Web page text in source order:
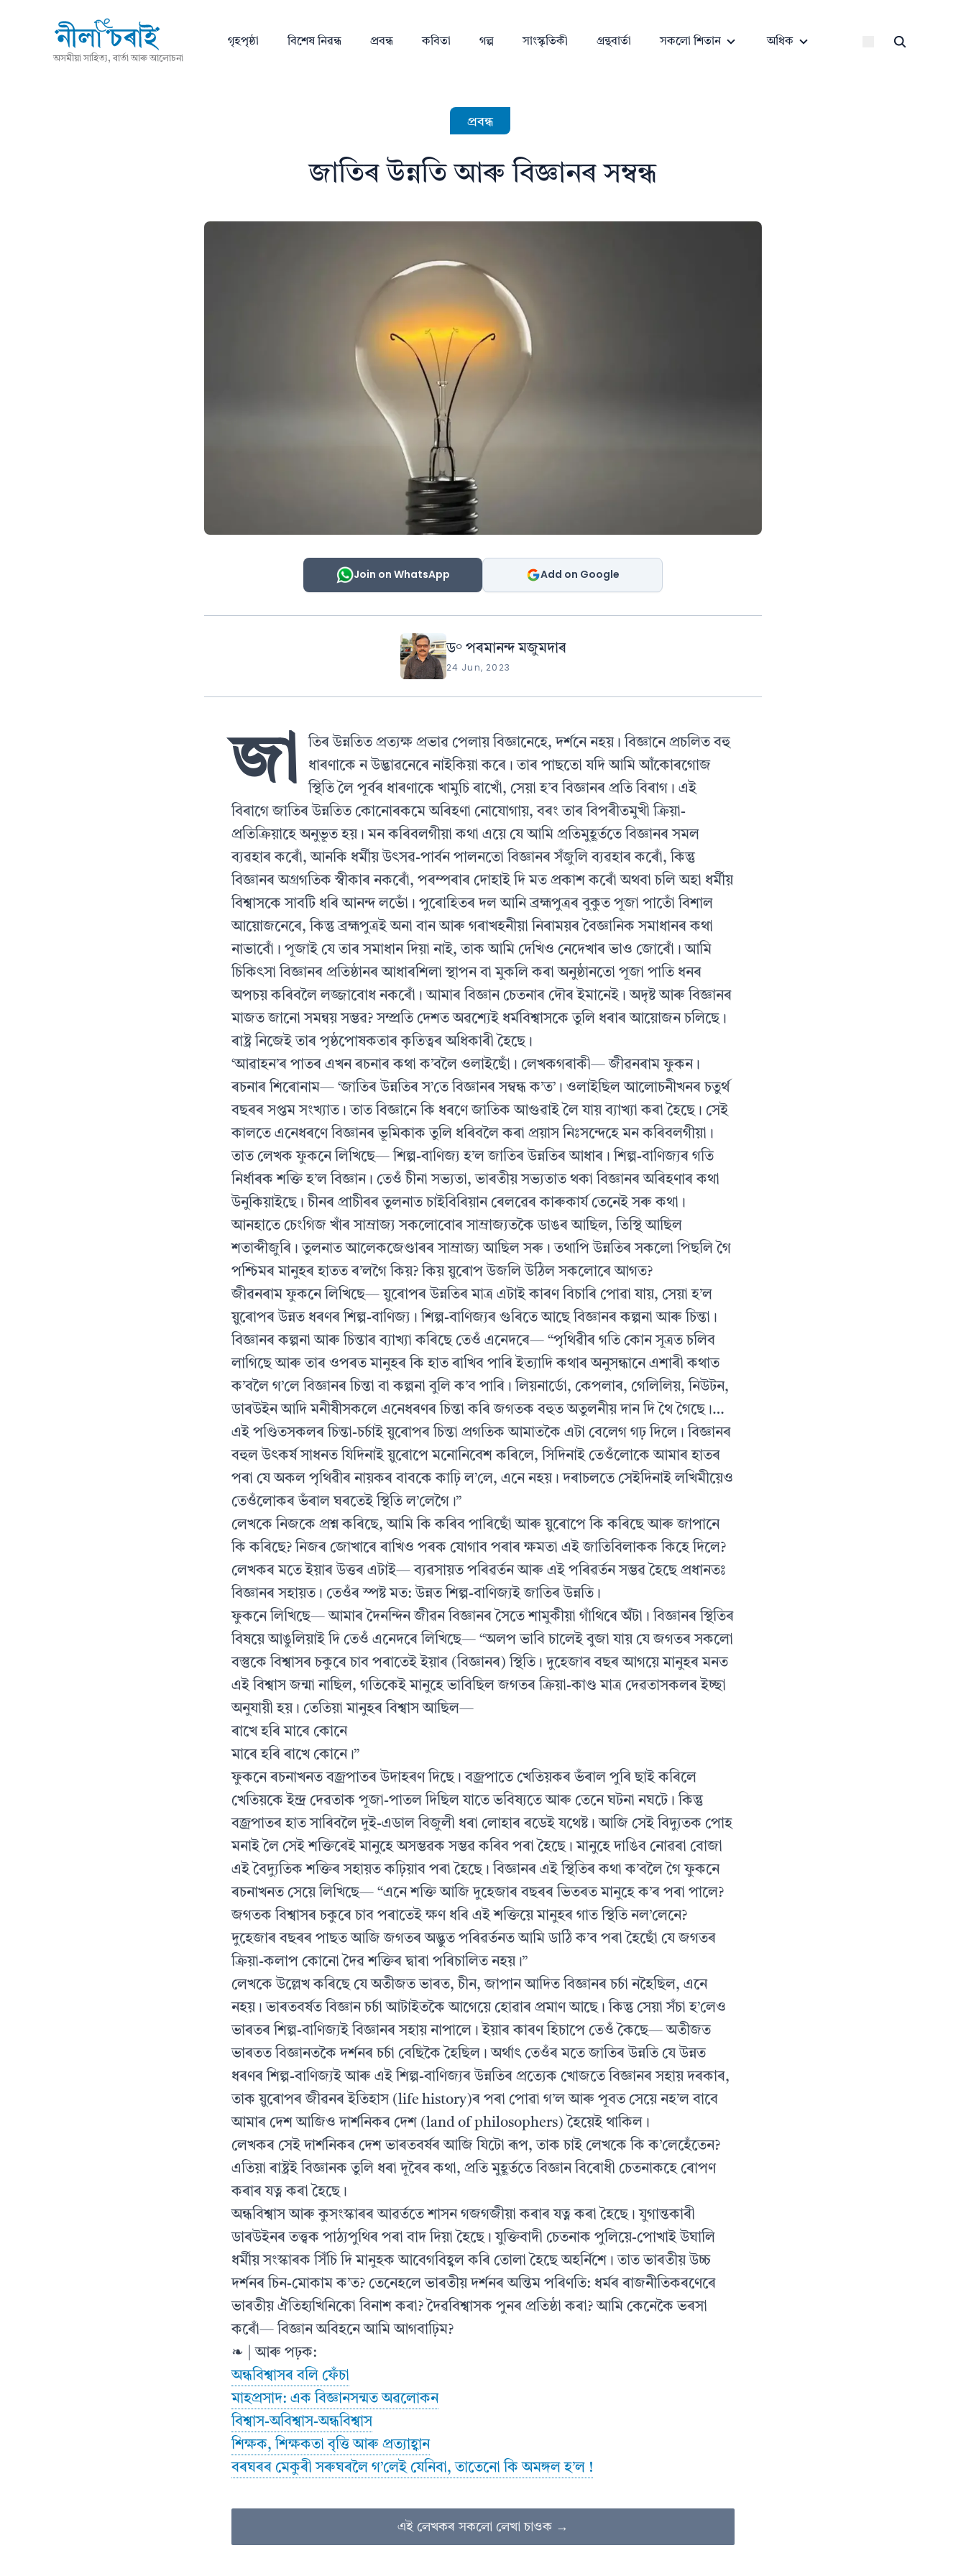
অসমীয়া সাহিত্য, বাৰ্তা আৰু আলোচনা
গৃহপৃষ্ঠা বিশেষ নিৱন্ধ প্ৰবন্ধ কবিতা গল্প সাংস্কৃতিকী গ্ৰন্থবাৰ্তা সকলো শিতান অধিক
প্ৰবন্ধ
জাতিৰ উন্নতি আৰু বিজ্ঞানৰ সম্বন্ধ
Join on WhatsApp Add on Google
ড° পৰমানন্দ মজুমদাৰ
24 Jun, 2023
জা
তিৰ উন্নতিত প্ৰত্যক্ষ প্ৰভাৱ পেলায় বিজ্ঞানেহে, দৰ্শনে নহয়। বিজ্ঞানে প্ৰচলিত বহু
ধাৰণাকে ন উদ্ভাৱনেৰে নাইকিয়া কৰে। তাৰ পাছতো যদি আমি আঁকোৰগোজ
স্থিতি লৈ পূৰ্বৰ ধাৰণাকে খামুচি ৰাখোঁ, সেয়া হ’ব বিজ্ঞানৰ প্ৰতি বিৰাগ। এই
বিৰাগে জাতিৰ উন্নতিত কোনোৰকমে অৰিহণা নোযোগায়, বৰং তাৰ বিপৰীতমুখী ক্ৰিয়া-
প্ৰতিক্ৰিয়াহে অনুভূত হয়। মন কৰিবলগীয়া কথা এয়ে যে আমি প্ৰতিমুহূৰ্ততে বিজ্ঞানৰ সমল
ব্যৱহাৰ কৰোঁ, আনকি ধৰ্মীয় উৎসৱ-পাৰ্বন পালনতো বিজ্ঞানৰ সঁজুলি ব্যৱহাৰ কৰোঁ, কিন্তু
বিজ্ঞানৰ অগ্ৰগতিক স্বীকাৰ নকৰোঁ, পৰম্পৰাৰ দোহাই দি মত প্ৰকাশ কৰোঁ অথবা চলি অহা ধৰ্মীয়
বিশ্বাসকে সাবটি ধৰি আনন্দ লভোঁ। পুৰোহিতৰ দল আনি ব্ৰহ্মপুত্ৰৰ বুকুত পূজা পাতোঁ বিশাল
আয়োজনেৰে, কিন্তু ব্ৰহ্মপুত্ৰই অনা বান আৰু গৰাখহনীয়া নিৰাময়ৰ বৈজ্ঞানিক সমাধানৰ কথা
নাভাবোঁ। পূজাই যে তাৰ সমাধান দিয়া নাই, তাক আমি দেখিও নেদেখাৰ ভাও জোৰোঁ। আমি
চিকিৎসা বিজ্ঞানৰ প্ৰতিষ্ঠানৰ আধাৰশিলা স্থাপন বা মুকলি কৰা অনুষ্ঠানতো পূজা পাতি ধনৰ
অপচয় কৰিবলৈ লজ্জাবোধ নকৰোঁ। আমাৰ বিজ্ঞান চেতনাৰ দৌৰ ইমানেই। অদৃষ্ট আৰু বিজ্ঞানৰ
মাজত জানো সমন্বয় সম্ভৱ? সম্প্ৰতি দেশত অৱশ্যেই ধৰ্মবিশ্বাসকে তুলি ধৰাৰ আয়োজন চলিছে।
ৰাষ্ট্ৰ নিজেই তাৰ পৃষ্ঠপোষকতাৰ কৃতিত্বৰ অধিকাৰী হৈছে।
‘আৱাহন’ৰ পাতৰ এখন ৰচনাৰ কথা ক’বলৈ ওলাইছোঁ। লেখকগৰাকী— জীৱনৰাম ফুকন।
ৰচনাৰ শিৰোনাম— ‘জাতিৰ উন্নতিৰ স’তে বিজ্ঞানৰ সম্বন্ধ ক’ত’। ওলাইছিল আলোচনীখনৰ চতুৰ্থ
বছৰৰ সপ্তম সংখ্যাত। তাত বিজ্ঞানে কি ধৰণে জাতিক আগুৱাই লৈ যায় ব্যাখ্যা কৰা হৈছে। সেই
কালতে এনেধৰণে বিজ্ঞানৰ ভূমিকাক তুলি ধৰিবলৈ কৰা প্ৰয়াস নিঃসন্দেহে মন কৰিবলগীয়া।
তাত লেখক ফুকনে লিখিছে— শিল্প-বাণিজ্য হ’ল জাতিৰ উন্নতিৰ আধাৰ। শিল্প-বাণিজ্যৰ গতি
নিৰ্ধাৰক শক্তি হ’ল বিজ্ঞান। তেওঁ চীনা সভ্যতা, ভাৰতীয় সভ্যতাত থকা বিজ্ঞানৰ অৰিহণাৰ কথা
উনুকিয়াইছে। চীনৰ প্ৰাচীৰৰ তুলনাত চাইবিৰিয়ান ৰেলৱেৰ কাৰুকাৰ্য তেনেই সৰু কথা।
আনহাতে চেংগিজ খাঁৰ সাম্ৰাজ্য সকলোবোৰ সাম্ৰাজ্যতকৈ ডাঙৰ আছিল, তিস্থি আছিল
শতাব্দীজুৰি। তুলনাত আলেকজেণ্ডাৰৰ সাম্ৰাজ্য আছিল সৰু। তথাপি উন্নতিৰ সকলো পিছলি গৈ
পশ্চিমৰ মানুহৰ হাতত ৰ’লগৈ কিয়? কিয় য়ুৰোপ উজলি উঠিল সকলোৰে আগত?
জীৱনৰাম ফুকনে লিখিছে— য়ুৰোপৰ উন্নতিৰ মাত্ৰ এটাই কাৰণ বিচাৰি পোৱা যায়, সেয়া হ’ল
য়ুৰোপৰ উন্নত ধৰণৰ শিল্প-বাণিজ্য। শিল্প-বাণিজ্যৰ গুৰিতে আছে বিজ্ঞানৰ কল্পনা আৰু চিন্তা।
বিজ্ঞানৰ কল্পনা আৰু চিন্তাৰ ব্যাখ্যা কৰিছে তেওঁ এনেদৰে— “পৃথিৱীৰ গতি কোন সূত্ৰত চলিব
লাগিছে আৰু তাৰ ওপৰত মানুহৰ কি হাত ৰাখিব পাৰি ইত্যাদি কথাৰ অনুসন্ধানে এশাৰী কথাত
ক’বলৈ গ’লে বিজ্ঞানৰ চিন্তা বা কল্পনা বুলি ক’ব পাৰি। লিয়নাৰ্ডো, কেপলাৰ, গেলিলিয়, নিউটন,
ডাৰউইন আদি মনীষীসকলে এনেধৰণৰ চিন্তা কৰি জগতক বহুত অতুলনীয় দান দি থৈ গৈছে।…
এই পণ্ডিতসকলৰ চিন্তা-চৰ্চাই য়ুৰোপৰ চিন্তা প্ৰগতিক আমাতকৈ এটা বেলেগ গঢ় দিলে। বিজ্ঞানৰ
বহুল উৎকৰ্ষ সাধনত যিদিনাই য়ুৰোপে মনোনিবেশ কৰিলে, সিদিনাই তেওঁলোকে আমাৰ হাতৰ
পৰা যে অকল পৃথিৱীৰ নায়কৰ বাবকে কাঢ়ি ল’লে, এনে নহয়। দৰাচলতে সেইদিনাই লখিমীয়েও
তেওঁলোকৰ ভঁৰাল ঘৰতেই স্থিতি ল’লেগৈ।”
লেখকে নিজকে প্ৰশ্ন কৰিছে, আমি কি কৰিব পাৰিছোঁ আৰু য়ুৰোপে কি কৰিছে আৰু জাপানে
কি কৰিছে? নিজৰ জোখাৰে ৰাখিও পৰক যোগাব পৰাৰ ক্ষমতা এই জাতিবিলাকক কিহে দিলে?
লেখকৰ মতে ইয়াৰ উত্তৰ এটাই— ব্যৱসায়ত পৰিৱৰ্তন আৰু এই পৰিৱৰ্তন সম্ভৱ হৈছে প্ৰধানতঃ
বিজ্ঞানৰ সহায়ত। তেওঁৰ স্পষ্ট মত: উন্নত শিল্প-বাণিজ্যই জাতিৰ উন্নতি।
ফুকনে লিখিছে— আমাৰ দৈনন্দিন জীৱন বিজ্ঞানৰ সৈতে শামুকীয়া গাঁথিৰে অঁটা। বিজ্ঞানৰ স্থিতিৰ
বিষয়ে আঙুলিয়াই দি তেওঁ এনেদৰে লিখিছে— “অলপ ভাবি চালেই বুজা যায় যে জগতৰ সকলো
বস্তুকে বিশ্বাসৰ চকুৰে চাব পৰাতেই ইয়াৰ (বিজ্ঞানৰ) স্থিতি। দুহেজাৰ বছৰ আগয়ে মানুহৰ মনত
এই বিশ্বাস জন্মা নাছিল, গতিকেই মানুহে ভাবিছিল জগতৰ ক্ৰিয়া-কাণ্ড মাত্ৰ দেৱতাসকলৰ ইচ্ছা
অনুযায়ী হয়। তেতিয়া মানুহৰ বিশ্বাস আছিল—
ৰাখে হৰি মাৰে কোনে
মাৰে হৰি ৰাখে কোনে।”
ফুকনে ৰচনাখনত বজ্ৰপাতৰ উদাহৰণ দিছে। বজ্ৰপাতে খেতিয়কৰ ভঁৰাল পুৰি ছাই কৰিলে
খেতিয়কে ইন্দ্ৰ দেৱতাক পূজা-পাতল দিছিল যাতে ভবিষ্যতে আৰু তেনে ঘটনা নঘটে। কিন্তু
বজ্ৰপাতৰ হাত সাৰিবলৈ দুই-এডাল বিজুলী ধৰা লোহাৰ ৰডেই যথেষ্ট। আজি সেই বিদ্যুতক পোহ
মনাই লৈ সেই শক্তিৰেই মানুহে অসম্ভৱক সম্ভৱ কৰিব পৰা হৈছে। মানুহে দাঙিব নোৱৰা বোজা
এই বৈদ্যুতিক শক্তিৰ সহায়ত কঢ়িয়াব পৰা হৈছে। বিজ্ঞানৰ এই স্থিতিৰ কথা ক’বলৈ গৈ ফুকনে
ৰচনাখনত সেয়ে লিখিছে— “এনে শক্তি আজি দুহেজাৰ বছৰৰ ভিতৰত মানুহে ক’ৰ পৰা পালে?
জগতক বিশ্বাসৰ চকুৰে চাব পৰাতেই ক্ষণ ধৰি এই শক্তিয়ে মানুহৰ গাত স্থিতি নল’লেনে?
দুহেজাৰ বছৰৰ পাছত আজি জগতৰ অদ্ভুত পৰিৱৰ্তনত আমি ডাঠি ক’ব পৰা হৈছোঁ যে জগতৰ
ক্ৰিয়া-কলাপ কোনো দৈৱ শক্তিৰ দ্বাৰা পৰিচালিত নহয়।”
লেখকে উল্লেখ কৰিছে যে অতীজত ভাৰত, চীন, জাপান আদিত বিজ্ঞানৰ চৰ্চা নহৈছিল, এনে
নহয়। ভাৰতবৰ্ষত বিজ্ঞান চৰ্চা আটাইতকৈ আগেয়ে হোৱাৰ প্ৰমাণ আছে। কিন্তু সেয়া সঁচা হ’লেও
ভাৰতৰ শিল্প-বাণিজ্যই বিজ্ঞানৰ সহায় নাপালে। ইয়াৰ কাৰণ হিচাপে তেওঁ কৈছে— অতীজত
ভাৰতত বিজ্ঞানতকৈ দৰ্শনৰ চৰ্চা বেছিকৈ হৈছিল। অৰ্থাৎ তেওঁৰ মতে জাতিৰ উন্নতি যে উন্নত
ধৰণৰ শিল্প-বাণিজ্যই আৰু এই শিল্প-বাণিজ্যৰ উন্নতিৰ প্ৰত্যেক খোজতে বিজ্ঞানৰ সহায় দৰকাৰ,
তাক য়ুৰোপৰ জীৱনৰ ইতিহাস (life history)ৰ পৰা পোৱা গ’ল আৰু পূবত সেয়ে নহ’ল বাবে
আমাৰ দেশ আজিও দাৰ্শনিকৰ দেশ (land of philosophers) হৈয়েই থাকিল।
লেখকৰ সেই দাৰ্শনিকৰ দেশ ভাৰতবৰ্ষৰ আজি যিটো ৰূপ, তাক চাই লেখকে কি ক’লেহেঁতেন?
এতিয়া ৰাষ্ট্ৰই বিজ্ঞানক তুলি ধৰা দূৰৈৰ কথা, প্ৰতি মুহূৰ্ততে বিজ্ঞান বিৰোধী চেতনাকহে ৰোপণ
কৰাৰ যত্ন কৰা হৈছে।
অন্ধবিশ্বাস আৰু কুসংস্কাৰৰ আৱৰ্ততে শাসন গজগজীয়া কৰাৰ যত্ন কৰা হৈছে। যুগান্তকাৰী
ডাৰউইনৰ তত্ত্বক পাঠ্যপুথিৰ পৰা বাদ দিয়া হৈছে। যুক্তিবাদী চেতনাক পুলিয়ে-পোখাই উঘালি
ধৰ্মীয় সংস্কাৰক সিঁচি দি মানুহক আবেগবিহ্বল কৰি তোলা হৈছে অহৰ্নিশে। তাত ভাৰতীয় উচ্চ
দৰ্শনৰ চিন-মোকাম ক’ত? তেনেহলে ভাৰতীয় দৰ্শনৰ অন্তিম পৰিণতি: ধৰ্মৰ ৰাজনীতিকৰণেৰে
ভাৰতীয় ঐতিহ্যখিনিকো বিনাশ কৰা? দৈৱবিশ্বাসক পুনৰ প্ৰতিষ্ঠা কৰা? আমি কেনেকৈ ভৰসা
কৰোঁ— বিজ্ঞান অবিহনে আমি আগবাঢ়িম?
❧ | আৰু পঢ়ক:
অন্ধবিশ্বাসৰ বলি ফেঁচা
মাহপ্ৰসাদ: এক বিজ্ঞানসন্মত অৱলোকন
বিশ্বাস-অবিশ্বাস-অন্ধবিশ্বাস
শিক্ষক, শিক্ষকতা বৃত্তি আৰু প্ৰত্যাহ্বান
বৰঘৰৰ মেকুৰী সৰুঘৰলৈ গ’লেই যেনিবা, তাতেনো কি অমঙ্গল হ’ল !
এই লেখকৰ সকলো লেখা চাওক →